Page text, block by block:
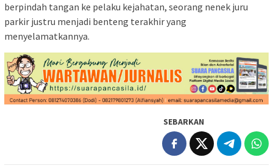
berpindah tangan ke pelaku kejahatan, seorang nenek juru
parkir justru menjadi benteng terakhir yang
menyelamatkannya.
SEBARKAN